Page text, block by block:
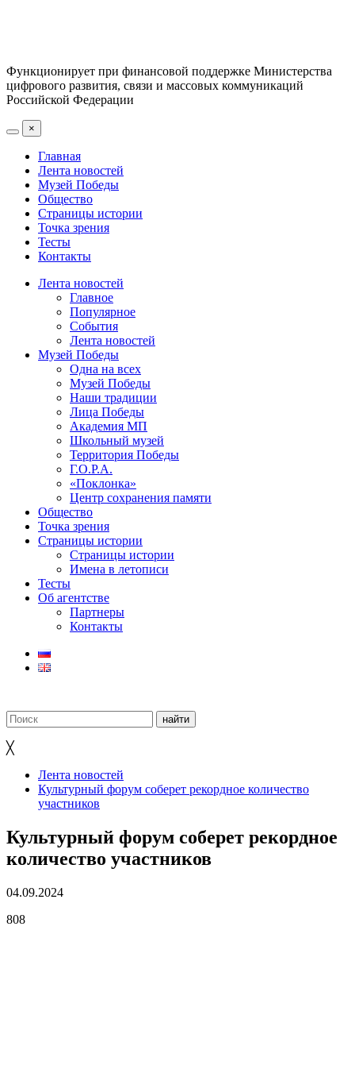
Функционирует при финансовой поддержке Министерства
цифрового развития, связи и массовых коммуникаций
Российской Федерации
×
Главная
Лента новостей
Музей Победы
Общество
Страницы истории
Точка зрения
Тесты
Контакты
Лента новостей
Главное
Популярное
События
Лента новостей
Музей Победы
Одна на всех
Музей Победы
Наши традиции
Лица Победы
Академия МП
Школьный музей
Территория Победы
Г.О.Р.А.
«Поклонка»
Центр сохранения памяти
Общество
Точка зрения
Страницы истории
Страницы истории
Имена в летописи
Тесты
Об агентстве
Партнеры
Контакты
╳
Лента новостей
Культурный форум соберет рекордное количество
участников
Культурный форум соберет рекордное
количество участников
04.09.2024
808